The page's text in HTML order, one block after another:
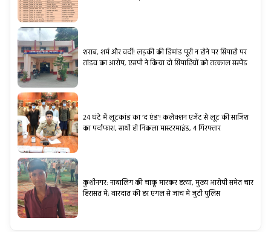
शराब, शर्म और वर्दी! लड़की की डिमांड पूरी न होने पर सिपाही पर
तांडव का आरोप, एसपी ने किया दो सिपाहियों को तत्काल सस्पेंड
24 घंटे में लूटकांड का ‘द एंड’! कलेक्शन एजेंट से लूट की साजिश
का पर्दाफाश, साथी ही निकला मास्टरमाइंड, 4 गिरफ्तार
कुशीनगर: नाबालिग की चाकू मारकर हत्या, मुख्य आरोपी समेत चार
हिरासत में; वारदात की हर एंगल से जांच में जुटी पुलिस